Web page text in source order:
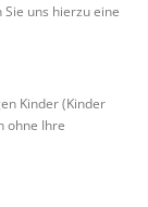
uns hierzu eine
Kinder (Kinder
ohne Ihre